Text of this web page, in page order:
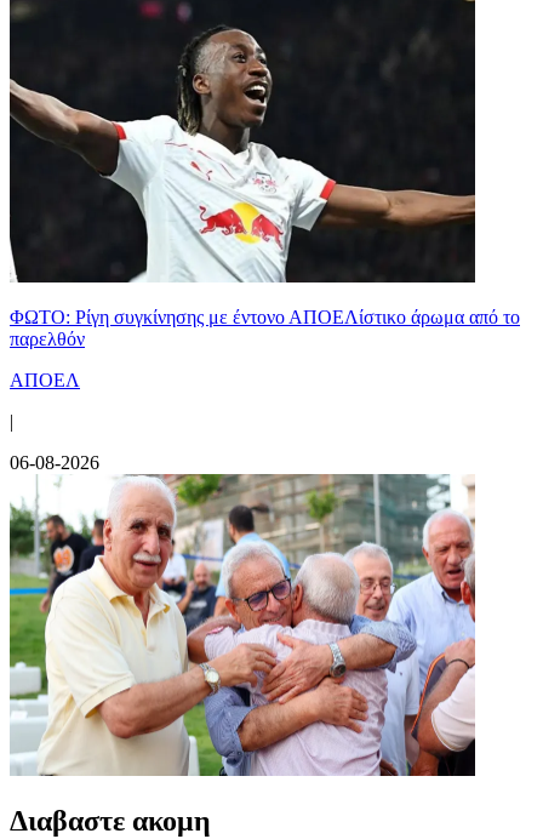
ΦΩΤΟ: Ρίγη συγκίνησης με έντονο ΑΠΟΕΛίστικο άρωμα από το
παρελθόν
ΑΠΟΕΛ
|
06-08-2026
Διαβαστε ακομη